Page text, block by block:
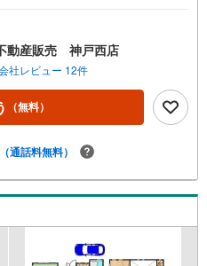
ンターキッチン付きのLDK17.5
能なゆとりある駐車スペース・3
ーズボックスなど充実の収納・
感と通風を確保・独立洗面所や2
水回り設備 立地・神戸市立舞子小
戸市立星陵台中学校まで徒歩約20
計画をサポート！2.買い替えなど
低金利になるように審査が可能！
になったお家のリフォームも弊
がご提案！弊社は専門家同士が
より多くの知見がございますお気
動産販売 神戸西店
社レビュー 12件
（無料）
（通話料無料）